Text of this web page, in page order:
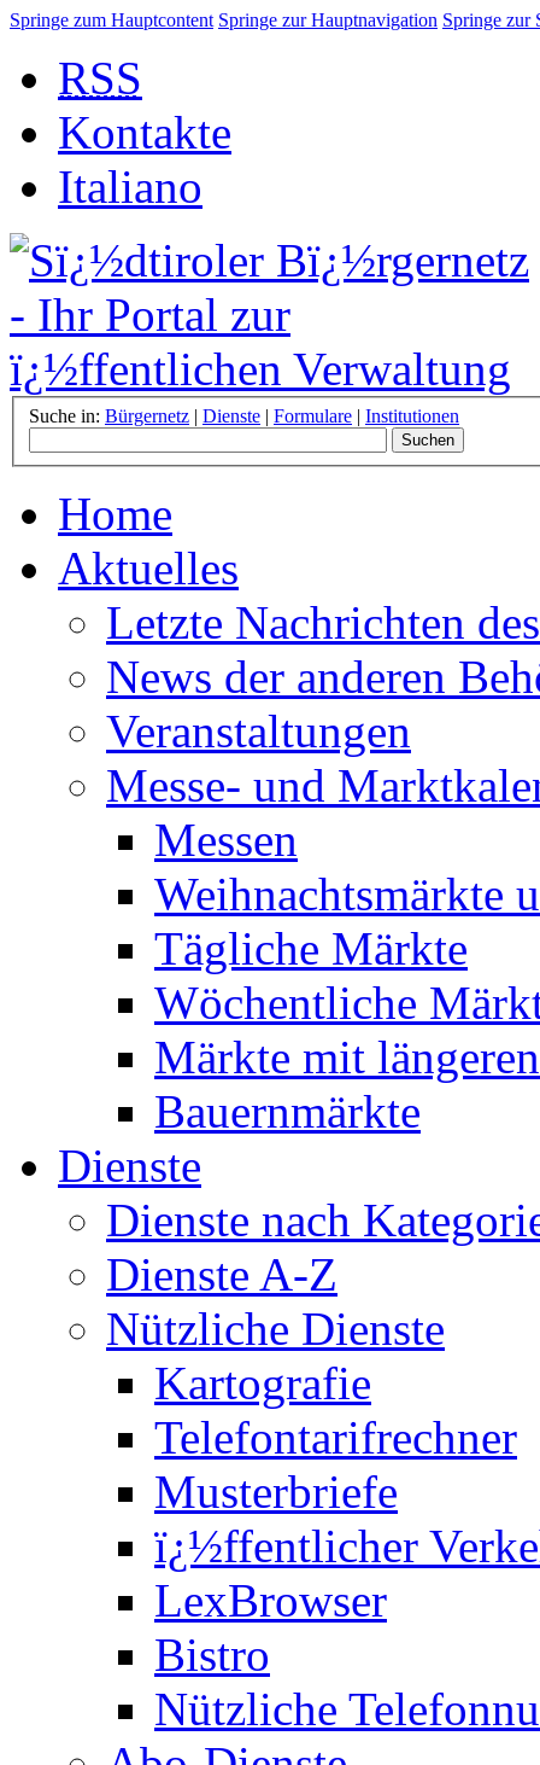
Springe zum Hauptcontent Springe zur Hauptnavigation Springe zur
RSS
Kontakte
Italiano
Suche in: Bürgernetz | Dienste | Formulare | Institutionen
Home
Aktuelles
Letzte Nachrichten
News der anderen
Veranstaltungen
Messe- und
Messen
Weihnachtsmärkte
Tägliche Märkte
Wöchentliche
Märkte mit
Bauernmärkte
Dienste
Dienste nach
Dienste A-Z
Nützliche Dienste
Kartografie
Telefontarifrechner
Musterbriefe
ï¿½ffentlicher
LexBrowser
Bistro
Nützliche